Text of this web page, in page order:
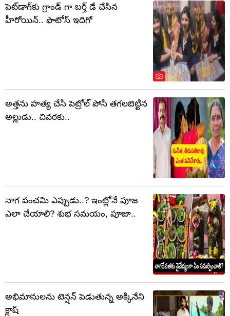
పెట్‌డాగ్‌కు గ్రాండ్ గా బర్త్ డే చేసిన
హీరోయిన్.. ఫొటోస్ ఇదిగో
అత్తను హత్య చేసి పెట్రోల్ పోసి తగలబెట్టిన
అల్లుడు.. చివరకు..
నాగ పంచమి ఎప్పుడు..? ఇంట్లోనే పూజ
ఎలా చేయాలి? శుభ సమయం, పూజా..
అభిమానులను టెన్షన్‌ పెడుతున్న అక్కినేని
క్లాష్‌